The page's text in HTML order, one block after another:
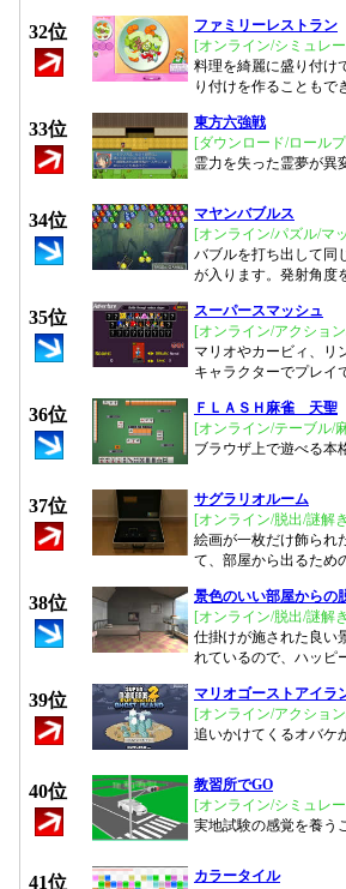
32位
ファミリーレストラン
[オンライン/シミュレ
料理を綺麗に盛り付け
り付けを作ることもで
33位
東方六強戦
[ダウンロード/ロール
霊力を失った霊夢が異
34位
マヤンバブルス
[オンライン/パズル/マ
バブルを打ち出して同
が入ります。発射角度
35位
スーパースマッシュ
[オンライン/アクショ
マリオやカービィ、リ
キャラクターでプレイ
36位
ＦＬＡＳＨ麻雀 天聖
[オンライン/テーブル/
ブラウザ上で遊べる本
37位
サグラリオルーム
[オンライン/脱出/謎解
絵画が一枚だけ飾られ
て、部屋から出るため
38位
景色のいい部屋からの
[オンライン/脱出/謎解
仕掛けが施された良い
れているので、ハッピ
39位
マリオゴーストアイラ
[オンライン/アクショ
追いかけてくるオバケ
40位
教習所でGO
[オンライン/シミュレ
実地試験の感覚を養う
41位
カラータイル